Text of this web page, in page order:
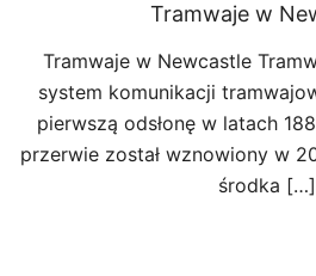
Tramwaje w
Tramwaje w Newcastle
system komunikacji
pierwszą odsłonę w latach
przerwie został wznowiony w
środka […]